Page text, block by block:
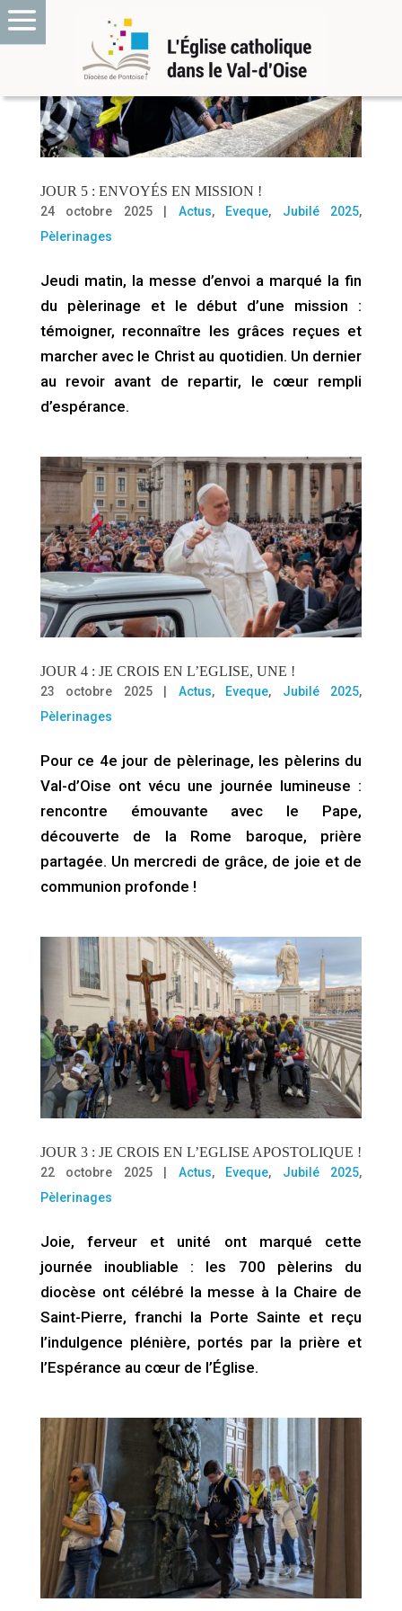
JOUR 5 : ENVOYÉS EN MISSION !
24 octobre 2025| Actus, Eveque, Jubilé 2025,
Pèlerinages
Jeudi matin, la messe d’envoi a marqué la fin
du pèlerinage et le début d’une mission :
témoigner, reconnaître les grâces reçues et
marcher avec le Christ au quotidien. Un dernier
au revoir avant de repartir, le cœur rempli
d’espérance.
JOUR 4 : JE CROIS EN L’EGLISE, UNE !
23 octobre 2025| Actus, Eveque, Jubilé 2025,
Pèlerinages
Pour ce 4e jour de pèlerinage, les pèlerins du
Val-d’Oise ont vécu une journée lumineuse :
rencontre émouvante avec le Pape,
découverte de la Rome baroque, prière
partagée. Un mercredi de grâce, de joie et de
communion profonde !
JOUR 3 : JE CROIS EN L’EGLISE APOSTOLIQUE !
22 octobre 2025| Actus, Eveque, Jubilé 2025,
Pèlerinages
Joie, ferveur et unité ont marqué cette
journée inoubliable : les 700 pèlerins du
diocèse ont célébré la messe à la Chaire de
Saint-Pierre, franchi la Porte Sainte et reçu
l’indulgence plénière, portés par la prière et
l’Espérance au cœur de l’Église.